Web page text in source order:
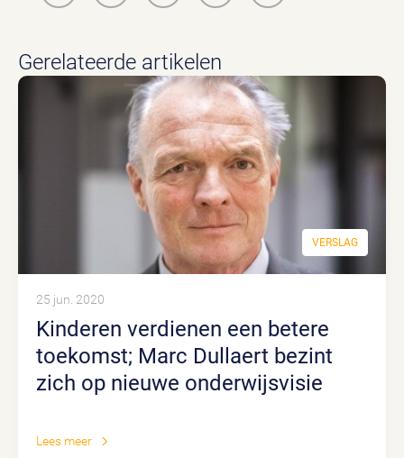
Gerelateerde artikelen
VERSLAG
Kinderen verdienen een betere
toekomst; Marc Dullaert bezint
zich op nieuwe onderwijsvisie
25 jun. 2020
Lees meer